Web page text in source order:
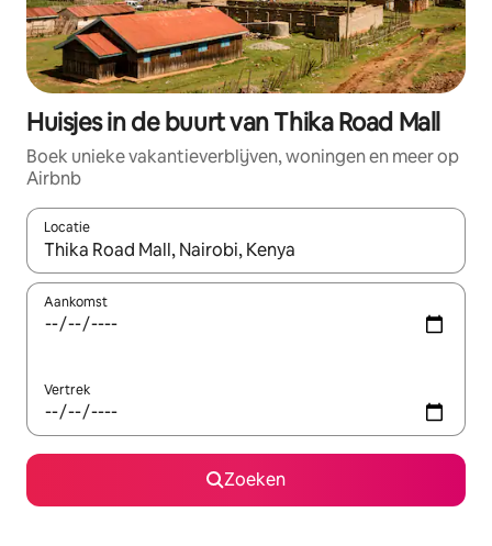
Huisjes in de buurt van Thika Road Mall
Boek unieke vakantieverblijven, woningen en meer op
Airbnb
Locatie
Wanneer er suggesties beschikbaar zijn, maak je een keuze
Aankomst
Vertrek
Zoeken